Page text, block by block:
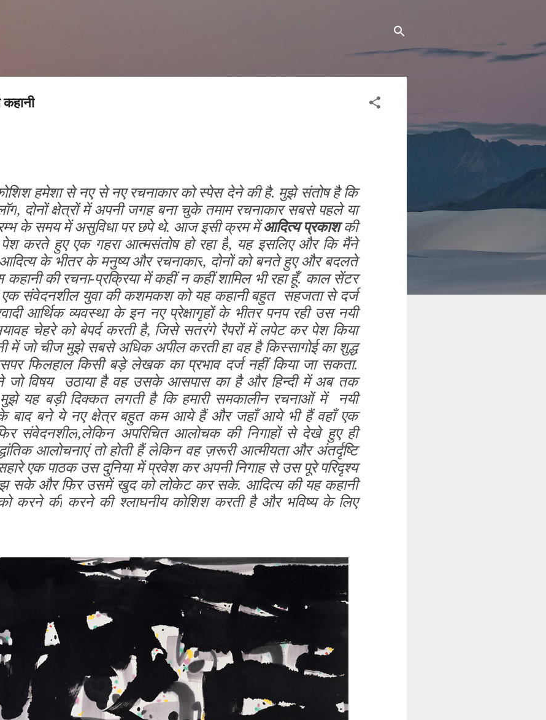
हमेशा से नए से नए रचनाकार को स्पेस देने की है. मुझे संतोष है कि
, दोनों क्षेत्रों में अपनी जगह बना चुके तमाम रचनाकार सबसे पहले या
के समय में असुविधा पर छपे थे. आज इसी क्रम मेंआदित्य प्रकाशकी
करते हुए एक गहरा आत्मसंतोष हो रहा है, यह इसलिए और कि मैंने
आदित्य के भीतर के मनुष्य और रचनाकार, दोनों को बनते हुए और बदलते
की रचना-प्रक्रिया में कहीं न कहीं शामिल भी रहा हूँ. काल सेंटर
संवेदनशील युवा की कशमकश को यह कहानी बहुत सहजता से दर्ज
आर्थिक व्यवस्था के इन नए प्रेक्षागृहों के भीतर पनप रही उस नयी
चेहरे को बेपर्द करती है, जिसे सतरंगे रैपरों में लपेट कर पेश किया
में जो चीज मुझे सबसे अधिक अपील करती हा वह है किस्सागोई का शुद्ध
फिलहाल किसी बड़े लेखक का प्रभाव दर्ज नहीं किया जा सकता.
जो विषय उठाया है वह उसके आसपास का है और हिन्दी में अब तक
यह बड़ी दिक्कत लगती है कि हमारी समकालीन रचनाओं में नयी
के बाद बने ये नए क्षेत्र बहुत कम आये हैं और जहाँ आये भी हैं वहाँ एक
संवेदनशील,लेकिन अपरिचित आलोचक की निगाहों से देखे हुए ही
आलोचनाएं तो होती हैं लेकिन वह ज़रूरी आत्मीयता और अंतर्दृष्टि
एक पाठक उस दुनिया में प्रवेश कर अपनी निगाह से उस पूरे परिदृश्य
सके और फिर उसमें खुद को लोकेट कर सके. आदित्य की यह कहानी
करने की करने की श्लाघनीय कोशिश करती है और भविष्य के लिए